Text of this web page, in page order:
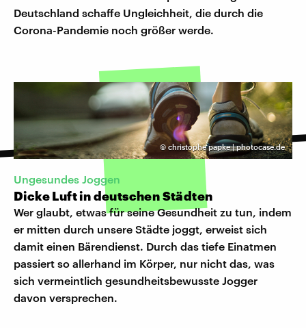
Deutschland schaffe Ungleichheit, die durch die
Corona-Pandemie noch größer werde.
© christophe papke | photocase.de
Ungesundes Joggen
Dicke Luft in deutschen Städten
Wer glaubt, etwas für seine Gesundheit zu tun, indem
er mitten durch unsere Städte joggt, erweist sich
damit einen Bärendienst. Durch das tiefe Einatmen
passiert so allerhand im Körper, nur nicht das, was
sich vermeintlich gesundheitsbewusste Jogger
davon versprechen.